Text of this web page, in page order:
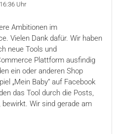
Uhr
Ambitionen im
Vielen Dank dafür. Wir haben
neue Tools und
Plattform ausfindig
ein oder anderen Shop
„Mein Baby“ auf Facebook
das Tool durch die Posts,
Wir sind gerade am